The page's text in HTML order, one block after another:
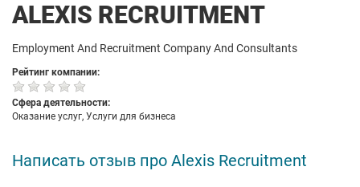
ALEXIS RECRUITMENT
Employment And Recruitment Company And Consultants
Рейтинг компании:
Сфера деятельности:
Оказание услуг, Услуги для бизнеса
Написать отзыв про Alexis Recruitment